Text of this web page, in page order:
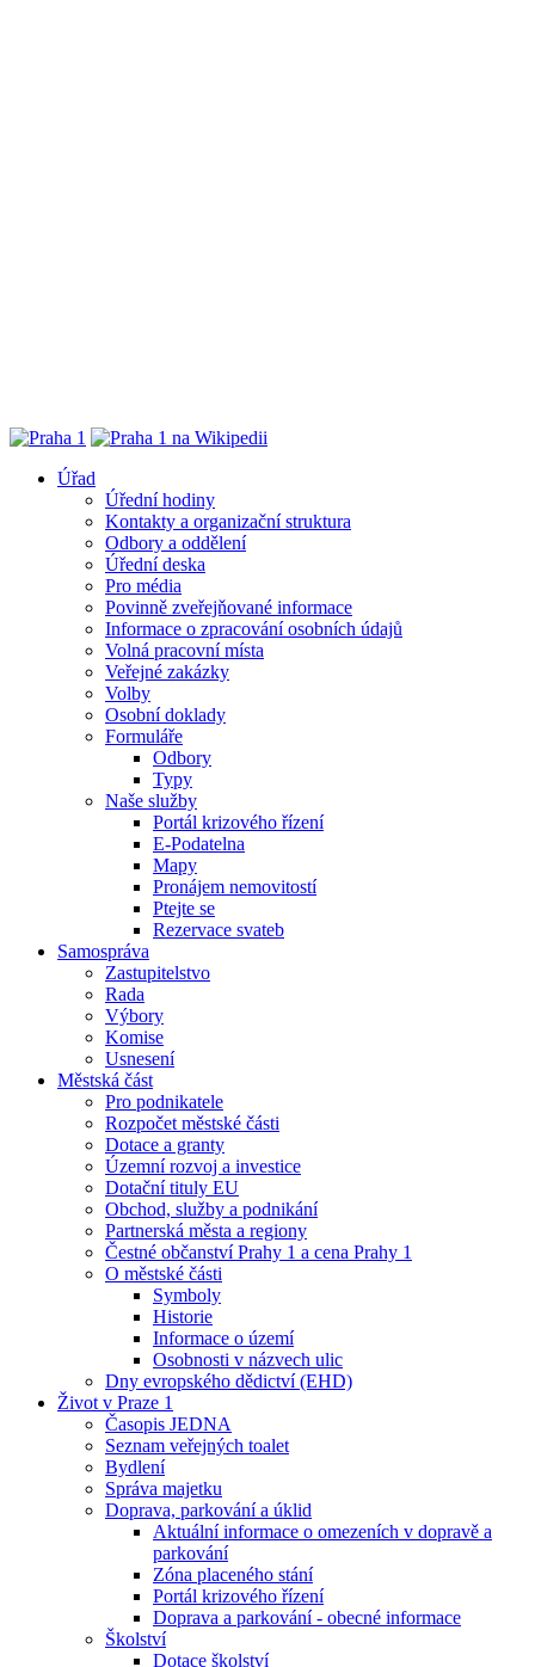
Úřad
Úřední hodiny
Kontakty a organizační struktura
Odbory a oddělení
Úřední deska
Pro média
Povinně zveřejňované informace
Informace o zpracování osobních údajů
Volná pracovní místa
Veřejné zakázky
Volby
Osobní doklady
Formuláře
Odbory
Typy
Naše služby
Portál krizového řízení
E-Podatelna
Mapy
Pronájem nemovitostí
Ptejte se
Rezervace svateb
Samospráva
Zastupitelstvo
Rada
Výbory
Komise
Usnesení
Městská část
Pro podnikatele
Rozpočet městské části
Dotace a granty
Územní rozvoj a investice
Dotační tituly EU
Obchod, služby a podnikání
Partnerská města a regiony
Čestné občanství Prahy 1 a cena Prahy 1
O městské části
Symboly
Historie
Informace o území
Osobnosti v názvech ulic
Dny evropského dědictví (EHD)
Život v Praze 1
Časopis JEDNA
Seznam veřejných toalet
Bydlení
Správa majetku
Doprava, parkování a úklid
Aktuální informace o omezeních v dopravě a
parkování
Zóna placeného stání
Portál krizového řízení
Doprava a parkování - obecné informace
Školství
Dotace školství